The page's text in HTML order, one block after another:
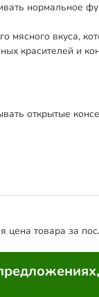
нормальное
мясного вкуса,
красителей и
открытые
товара за